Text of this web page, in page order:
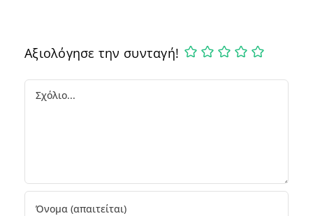
Αξιολόγησε την συνταγή!
Comment